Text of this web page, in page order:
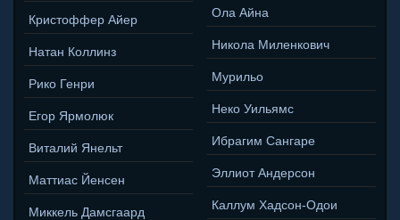
Кристоффер Айер
Натан Коллинз
Рико Генри
Егор Ярмолюк
Виталий Янельт
Маттиас Йенсен
Миккель Дамсгаард
Ола Айна
Никола Миленкович
Мурильо
Неко Уильямс
Ибрагим Сангаре
Эллиот Андерсон
Каллум Хадсон-Одои